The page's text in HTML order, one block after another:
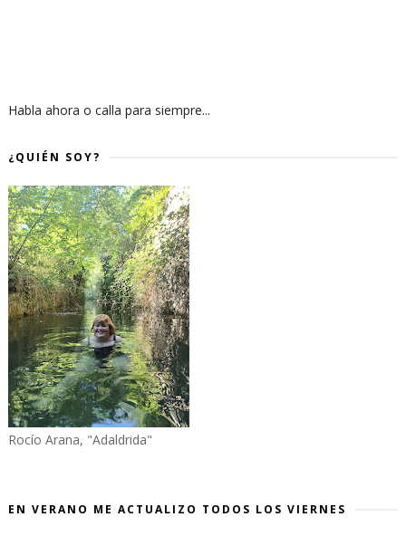
Habla ahora o calla para siempre...
¿QUIÉN SOY?
Rocío Arana, "Adaldrida"
EN VERANO ME ACTUALIZO TODOS LOS VIERNES